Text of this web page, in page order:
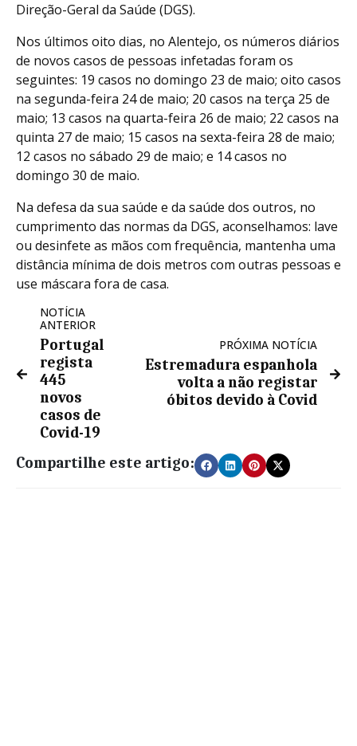
Direção-Geral da Saúde (DGS).
Nos últimos oito dias, no Alentejo, os números diários
de novos casos de pessoas infetadas foram os
seguintes: 19 casos no domingo 23 de maio; oito casos
na segunda-feira 24 de maio; 20 casos na terça 25 de
maio; 13 casos na quarta-feira 26 de maio; 22 casos na
quinta 27 de maio; 15 casos na sexta-feira 28 de maio;
12 casos no sábado 29 de maio; e 14 casos no
domingo 30 de maio.
Na defesa da sua saúde e da saúde dos outros, no
cumprimento das normas da DGS, aconselhamos: lave
ou desinfete as mãos com frequência, mantenha uma
distância mínima de dois metros com outras pessoas e
use máscara fora de casa.
NOTÍCIA
ANTERIOR
Portugal
regista
445
novos
casos de
Covid-19
PRÓXIMA NOTÍCIA
Estremadura espanhola
volta a não registar
óbitos devido à Covid
Compartilhe este artigo: